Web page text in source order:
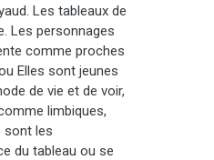
Les tableaux de
Les personnages
comme proches
Elles sont jeunes
de vie et de voir,
limbiques,
sont les
du tableau ou se